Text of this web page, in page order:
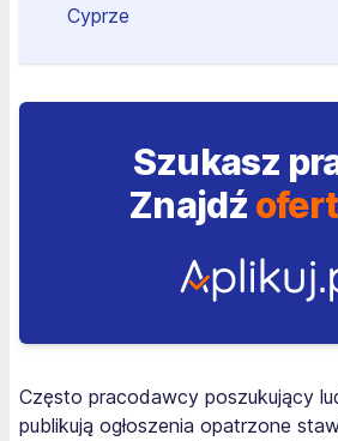
Cyprze
Szukasz
Znajdź
Często pracodawcy poszukujący
publikują ogłoszenia opatrzone